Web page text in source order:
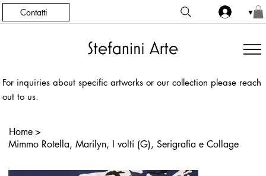
Contatti ▼
For inquiries about specific artworks or our collection please reach
out to us.
Home >
Mimmo Rotella, Marilyn, I volti (G), Serigrafia e Collage